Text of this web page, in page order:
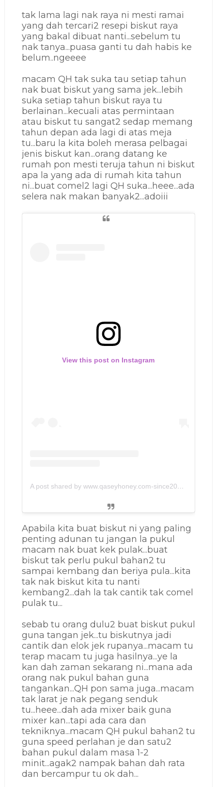
tak lama lagi nak raya ni mesti ramai
yang dah tercari2 resepi biskut raya
yang bakal dibuat nanti...sebelum tu
nak tanya...puasa ganti tu dah habis ke
belum..ngeeee
macam QH tak suka tau setiap tahun
nak buat biskut yang sama jek...lebih
suka setiap tahun biskut raya tu
berlainan...kecuali atas permintaan
atau biskut tu sangat2 sedap memang
tahun depan ada lagi di atas meja
tu...baru la kita boleh merasa pelbagai
jenis biskut kan...orang datang ke
rumah pon mesti teruja tahun ni biskut
apa la yang ada di rumah kita tahun
ni...buat comel2 lagi QH suka...heee...ada
selera nak makan banyak2...adoiii
View this post on Instagram
A post shared by www.qaseyhoney.com-since2011🇲🇾 (@qaseyhoney)
Apabila kita buat biskut ni yang paling
penting adunan tu jangan la pukul
macam nak buat kek pulak...buat
biskut tak perlu pukul bahan2 tu
sampai kembang dan beriya pula...kita
tak nak biskut kita tu nanti
kembang2...dah la tak cantik tak comel
pulak tu...
sebab tu orang dulu2 buat biskut pukul
guna tangan jek...tu biskutnya jadi
cantik dan elok jek rupanya...macam tu
terap macam tu juga hasilnya...ye la
kan dah zaman sekarang ni...mana ada
orang nak pukul bahan guna
tangankan...QH pon sama juga...macam
tak larat je nak pegang senduk
tu...heee...dah ada mixer baik guna
mixer kan...tapi ada cara dan
tekniknya...macam QH pukul bahan2 tu
guna speed perlahan je dan satu2
bahan pukul dalam masa 1-2
minit...agak2 nampak bahan dah rata
dan bercampur tu ok dah...